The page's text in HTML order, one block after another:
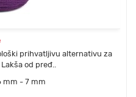
prihvatljivu alternativu za
od pređ..
mm - 7 mm